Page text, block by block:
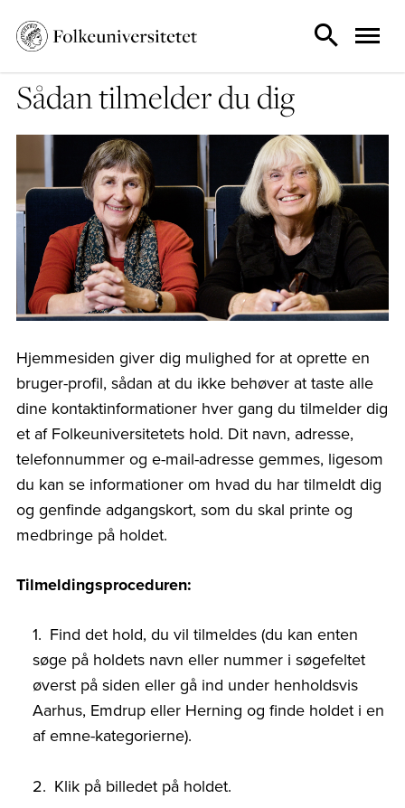
Sådan tilmelder du dig
Hjemmesiden giver dig mulighed for at oprette en
bruger-profil, sådan at du ikke behøver at taste alle
dine kontaktinformationer hver gang du tilmelder dig
et af Folkeuniversitetets hold. Dit navn, adresse,
telefonnummer og e-mail-adresse gemmes, ligesom
du kan se informationer om hvad du har tilmeldt dig
og genfinde adgangskort, som du skal printe og
medbringe på holdet.
Tilmeldingsproceduren:
Find det hold, du vil tilmeldes (du kan enten
søge på holdets navn eller nummer i søgefeltet
øverst på siden eller gå ind under henholdsvis
Aarhus, Emdrup eller Herning og finde holdet i en
af emne-kategorierne).
Klik på billedet på holdet.